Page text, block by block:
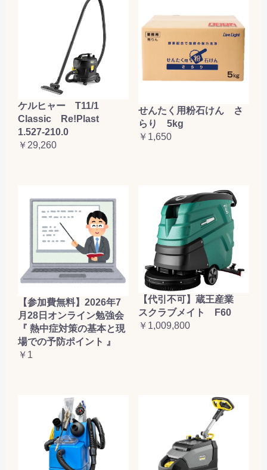
ケルヒャー T11/1
Classic Re!Plast
1.527-210.0
￥29,260
せんたく用粉石けん さ
らり 5kg
￥1,650
【参加費無料】2026年7
月28日オンライン勉強会
『 熱中症対策の基本と現
場での予防ポイント 』
￥1
【代引不可】蔵王産業
スクラブメイト F60
￥1,009,800